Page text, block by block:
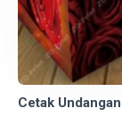
Cetak